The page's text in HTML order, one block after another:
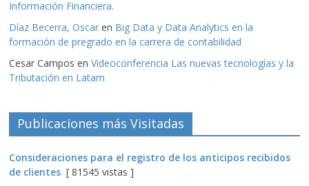
Información Financiera.
Díaz Becerra, Oscar en Big Data y Data Analytics en la
formación de pregrado en la carrera de contabilidad
Cesar Campos enVideoconferencia Las nuevas tecnologías y la
Tributación en Latam
Publicaciones más Visitadas
Consideraciones para el registro de los anticipos recibidos
de clientes [ 81545 vistas ]